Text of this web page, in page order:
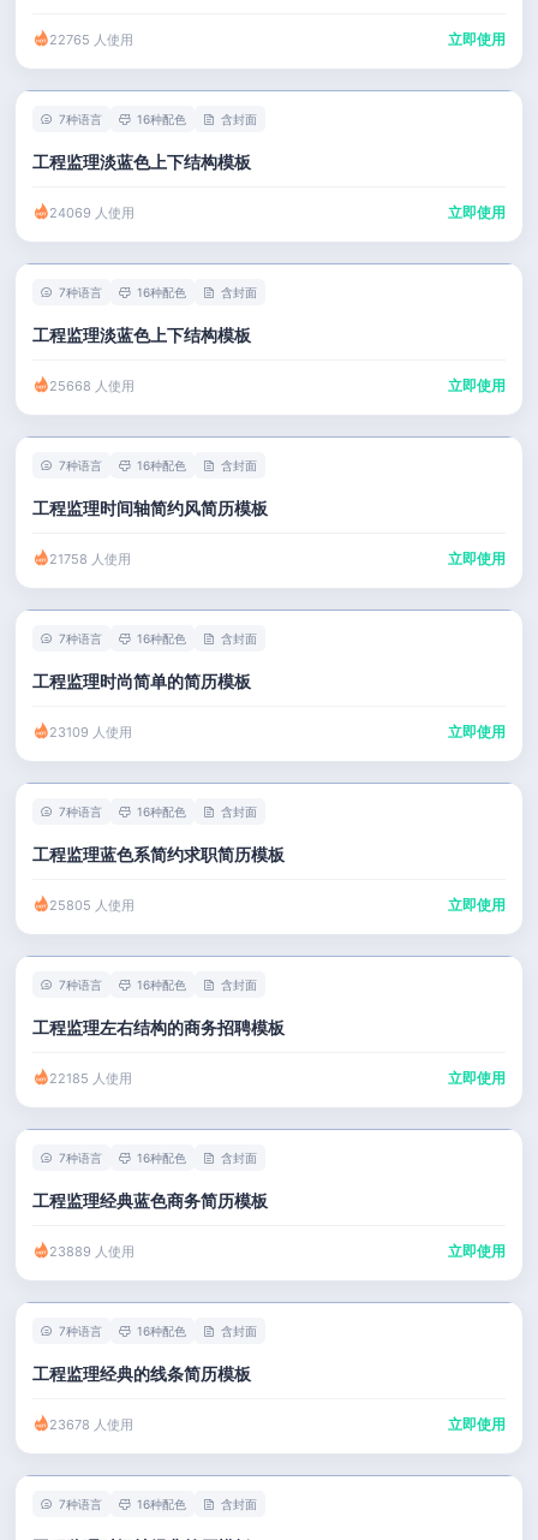
22765 人使用 立即使用
7种语言 16种配色 含封面
工程监理淡蓝色上下结构模板
24069 人使用 立即使用
7种语言 16种配色 含封面
工程监理淡蓝色上下结构模板
25668 人使用 立即使用
7种语言 16种配色 含封面
工程监理时间轴简约风简历模板
21758 人使用 立即使用
7种语言 16种配色 含封面
工程监理时尚简单的简历模板
23109 人使用 立即使用
7种语言 16种配色 含封面
工程监理蓝色系简约求职简历模板
25805 人使用 立即使用
7种语言 16种配色 含封面
工程监理左右结构的商务招聘模板
22185 人使用 立即使用
7种语言 16种配色 含封面
工程监理经典蓝色商务简历模板
23889 人使用 立即使用
7种语言 16种配色 含封面
工程监理经典的线条简历模板
23678 人使用 立即使用
7种语言 16种配色 含封面